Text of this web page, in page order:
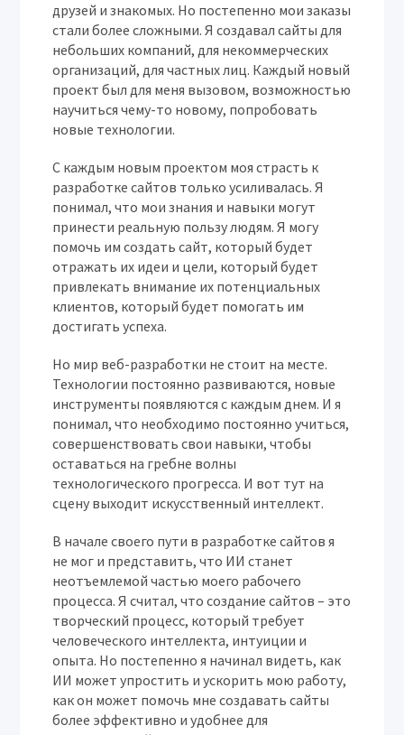
друзей и знакомых. Но постепенно мои заказы
стали более сложными. Я создавал сайты для
небольших компаний, для некоммерческих
организаций, для частных лиц. Каждый новый
проект был для меня вызовом, возможностью
научиться чему-то новому, попробовать
новые технологии.
С каждым новым проектом моя страсть к
разработке сайтов только усиливалась. Я
понимал, что мои знания и навыки могут
принести реальную пользу людям. Я могу
помочь им создать сайт, который будет
отражать их идеи и цели, который будет
привлекать внимание их потенциальных
клиентов, который будет помогать им
достигать успеха.
Но мир веб-разработки не стоит на месте.
Технологии постоянно развиваются, новые
инструменты появляются с каждым днем. И я
понимал, что необходимо постоянно учиться,
совершенствовать свои навыки, чтобы
оставаться на гребне волны
технологического прогресса. И вот тут на
сцену выходит искусственный интеллект.
В начале своего пути в разработке сайтов я
не мог и представить, что ИИ станет
неотъемлемой частью моего рабочего
процесса. Я считал, что создание сайтов – это
творческий процесс, который требует
человеческого интеллекта, интуиции и
опыта. Но постепенно я начинал видеть, как
ИИ может упростить и ускорить мою работу,
как он может помочь мне создавать сайты
более эффективно и удобнее для